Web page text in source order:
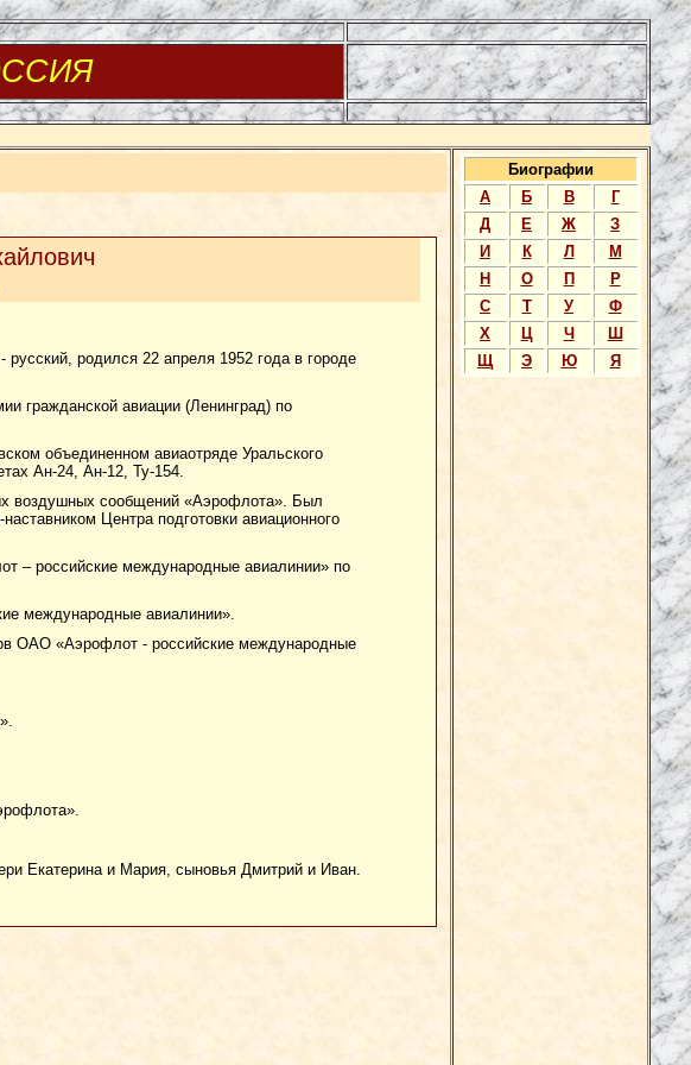
родился 22 апреля 1952 года в городе
гражданской авиации (Ленинград) по
объединенном авиаотряде Уральского
Ан-24, Ан-12, Ту-154.
воздушных сообщений «Аэрофлота». Был
Центра подготовки авиационного
– российские международные авиалинии» по
международные авиалинии».
ОАО «Аэрофлот - российские международные
Екатерина и Мария, сыновья Дмитрий и Иван.
Биографии
А
Б В
Г
Д
Е Ж
З
И
К Л
М
Н
О П
Р
С
Т У
Ф
Х
Ц Ч
Ш
Щ
Э Ю Я